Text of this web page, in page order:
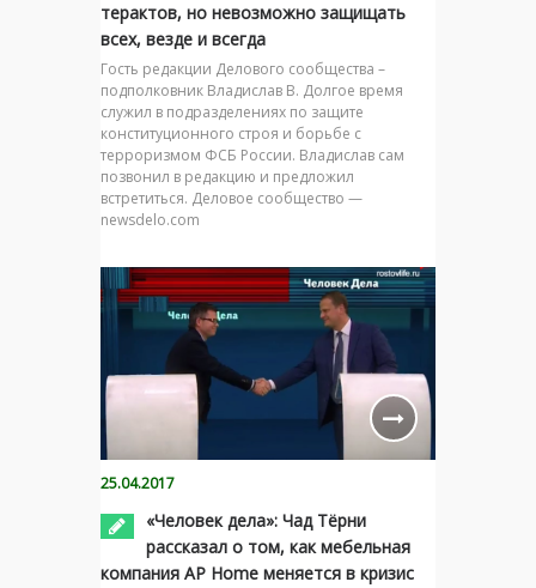
терактов, но невозможно защищать
всех, везде и всегда
Гость редакции Делового сообщества –
подполковник Владислав В. Долгое время
служил в подразделениях по защите
конституционного строя и борьбе с
терроризмом ФСБ России. Владислав сам
позвонил в редакцию и предложил
встретиться. Деловое сообщество —
newsdelo.com
25.04.2017
«Человек дела»: Чад Тёрни
рассказал о том, как мебельная
компания AP Home меняется в кризис